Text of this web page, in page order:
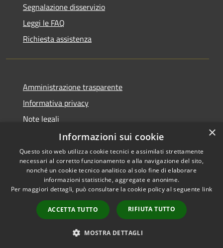
Segnalazione disservizio
Leggi le FAQ
Richiesta assistenza
Amministrazione trasparente
Informativa privacy
Note legali
Dichiarazione di accessibilità
RSS
Accessibilità
Copyright © 2026 • Comune di
Pero • Powered by
Municipium•
Accesso
redazione
×
Informazioni sui cookie
Questo sito web utilizza cookie tecnici e assimilati strettamente
necessari al corretto funzionamento e alla navigazione del sito,
nonché un cookie tecnico analitico al solo fine di elaborare
informazioni statistiche, aggregate e anonime.
Per maggiori dettagli, può consultare la cookie policy al seguente link
ACCETTA TUTTO RIFIUTA TUTTO
MOSTRA DETTAGLI